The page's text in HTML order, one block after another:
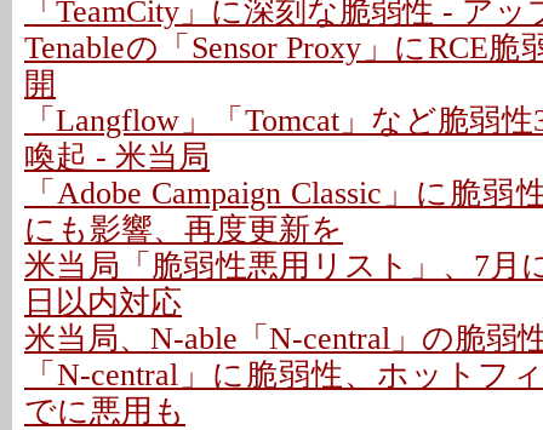
「TeamCity」に深刻な脆弱性 - ア
Tenableの「Sensor Proxy」にRCE
開
「Langflow」「Tomcat」など脆弱
喚起 - 米当局
「Adobe Campaign Classic」に脆
にも影響、再度更新を
米当局「脆弱性悪用リスト」、7月
日以内対応
米当局、N-able「N-central」の脆弱
「N-central」に脆弱性、ホットフ
でに悪用も